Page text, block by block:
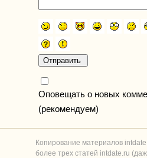
Оповещать о новых
(рекомендуем)
Копирование материалов
более трех статей intdate.ru